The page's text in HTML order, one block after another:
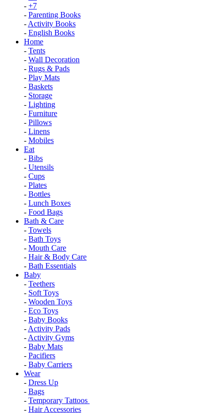
- +7
- Parenting Books
- Activity Books
- English Books
Home
- Tents
- Wall Decoration
- Rugs & Pads
- Play Mats
- Baskets
- Storage
- Lighting
- Furniture
- Pillows
- Linens
- Mobiles
Eat
- Bibs
- Utensils
- Cups
- Plates
- Bottles
- Lunch Boxes
- Food Bags
Bath & Care
- Towels
- Bath Toys
- Mouth Care
- Hair & Body Care
- Bath Essentials
Baby
- Teethers
- Soft Toys
- Wooden Toys
- Eco Toys
- Baby Books
- Activity Pads
- Activity Gyms
- Baby Mats
- Pacifiers
- Baby Carriers
Wear
- Dress Up
- Bags
- Temporary Tattoos
- Hair Accessories